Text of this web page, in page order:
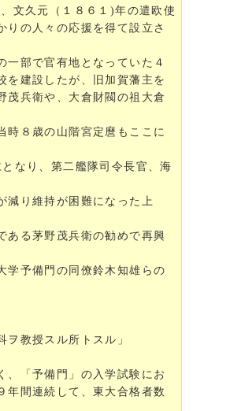
文久元（１８６１)年の遣欧使
りの人々の応援を得て設立さ
一部で官有地となっていた４
を建設したが、旧加賀藩主を
茂兵衛や、大倉財閥の祖大倉
時８歳の山階宮定麿もここに
なり、第二艦隊司令長官、海
減り維持が困難になった上
ある茅野茂兵衛の勧めで再興
学予備門の同僚鈴木知雄らの
ヲ教授スル所トスル」
、「予備門」の入学試験にお
年間連続して、東大合格者数